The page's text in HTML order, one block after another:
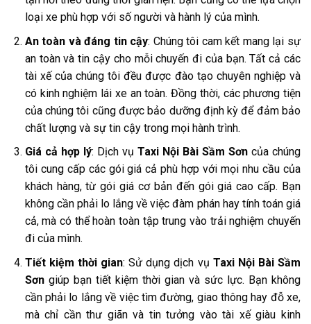
loại xe phù hợp với số người và hành lý của mình.
An toàn và đáng tin cậy: Chúng tôi cam kết mang lại sự
an toàn và tin cậy cho mỗi chuyến đi của bạn. Tất cả các
tài xế của chúng tôi đều được đào tạo chuyên nghiệp và
có kinh nghiệm lái xe an toàn. Đồng thời, các phương tiện
của chúng tôi cũng được bảo dưỡng định kỳ để đảm bảo
chất lượng và sự tin cậy trong mọi hành trình.
Giá cả hợp lý: Dịch vụ Taxi Nội Bài Sầm Sơn của chúng
tôi cung cấp các gói giá cả phù hợp với mọi nhu cầu của
khách hàng, từ gói giá cơ bản đến gói giá cao cấp. Bạn
không cần phải lo lắng về việc đàm phán hay tính toán giá
cả, mà có thể hoàn toàn tập trung vào trải nghiệm chuyến
đi của mình.
Tiết kiệm thời gian: Sử dụng dịch vụ Taxi Nội Bài Sầm
Sơngiúp bạn tiết kiệm thời gian và sức lực. Bạn không
cần phải lo lắng về việc tìm đường, giao thông hay đỗ xe,
mà chỉ cần thư giãn và tin tưởng vào tài xế giàu kinh